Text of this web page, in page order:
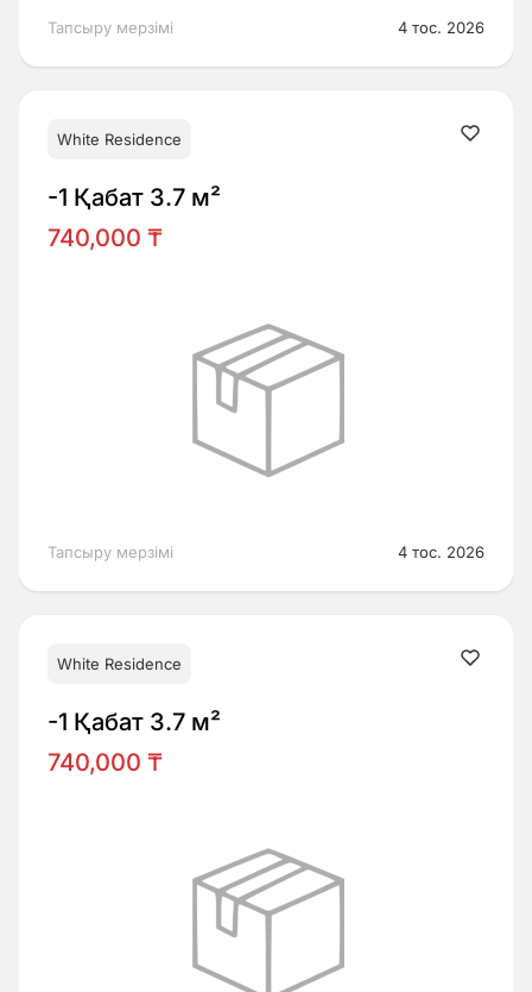
Тапсыру мерзімі 4 тос. 2026
White Residence
-1 Қабат 3.7 м²
740,000 ₸
Тапсыру мерзімі 4 тос. 2026
White Residence
-1 Қабат 3.7 м²
740,000 ₸